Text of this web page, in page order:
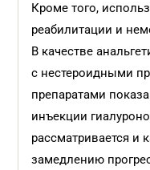
Кроме того,
реабилитации и
В качестве
с нестероидными
препаратами
инъекции
рассматривается и
замедлению